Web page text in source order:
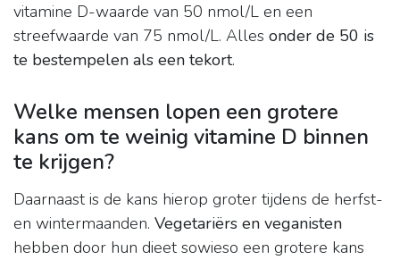
vitamine D-waarde van 50 nmol/L en een
streefwaarde van 75 nmol/L. Alles onder de 50 is
te bestempelen als een tekort.
Welke mensen lopen een grotere
kans om te weinig vitamine D binnen
te krijgen?
Daarnaast is de kans hierop groter tijdens de herfst-
en wintermaanden. Vegetariërs en veganisten
hebben door hun dieet sowieso een grotere kans